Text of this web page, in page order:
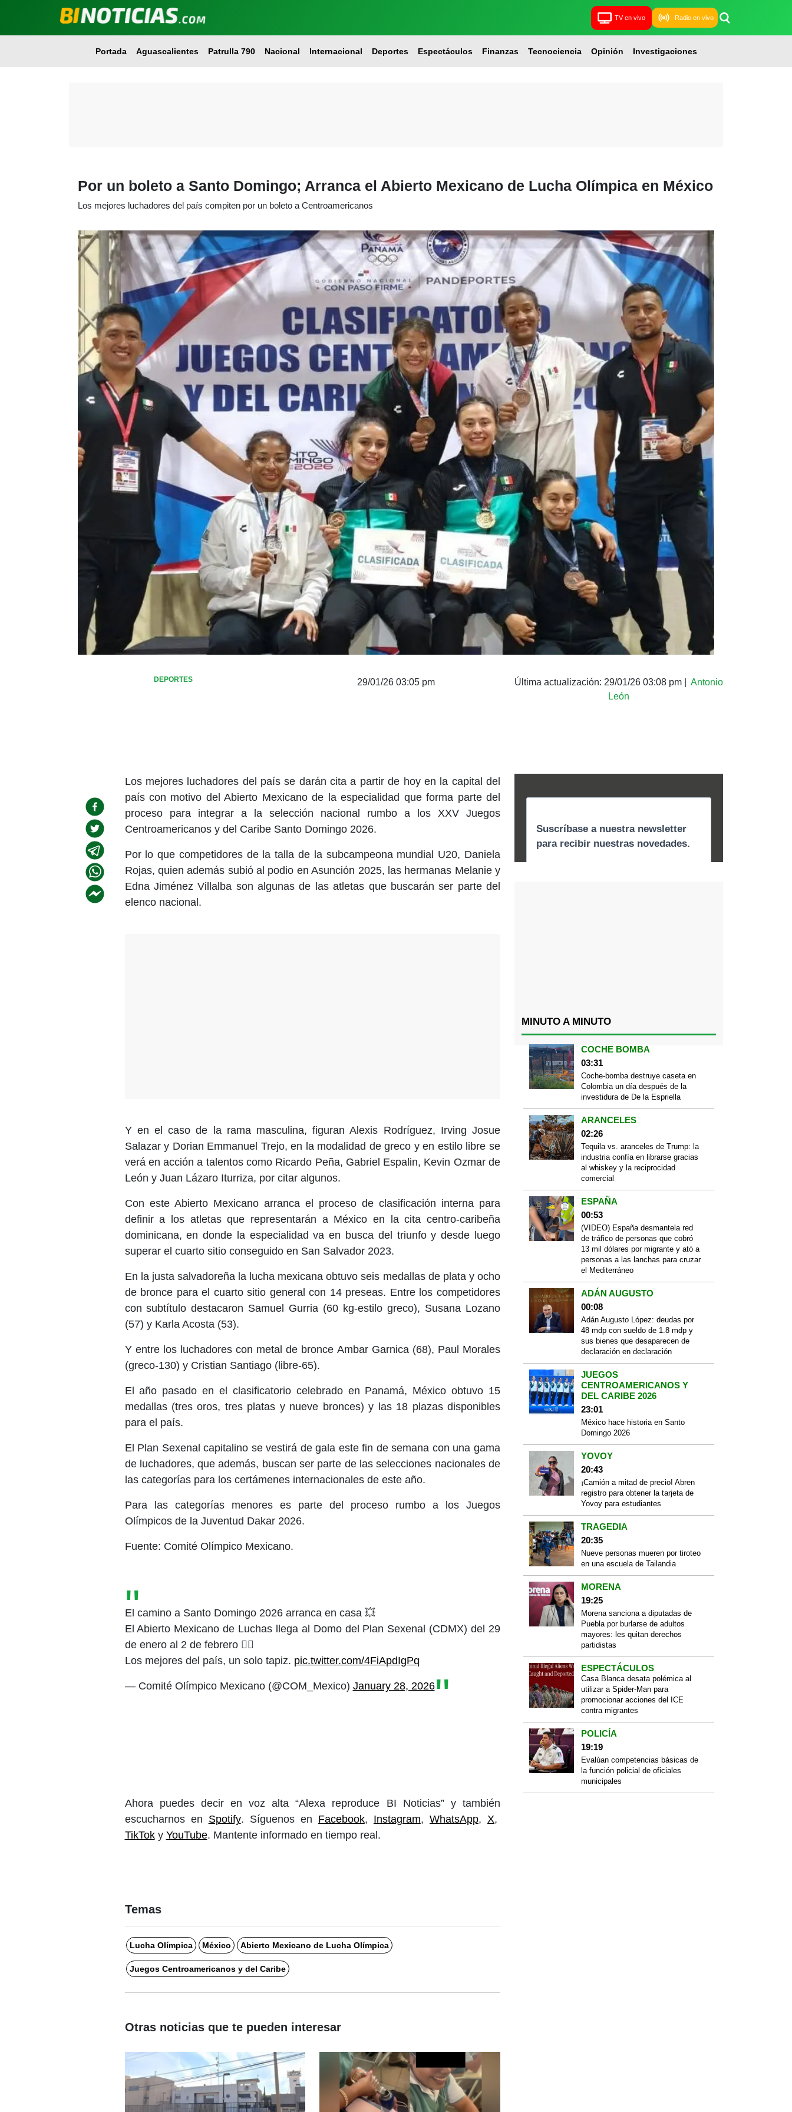
TV en vivo Radio en vivo
Portada Aguascalientes Patrulla 790 Nacional Internacional Deportes Espectáculos Finanzas Tecnociencia Opinión Investigaciones
Por un boleto a Santo Domingo; Arranca el Abierto Mexicano de Lucha Olímpica en México
Los mejores luchadores del país compiten por un boleto a Centroamericanos
DEPORTES 29/01/26 03:05 pm Última actualización: 29/01/26 03:08 pm
Antonio
León
Los mejores luchadores del país se darán cita a partir de hoy en la capital del
país con motivo del Abierto Mexicano de la especialidad que forma parte del
proceso para integrar a la selección nacional rumbo a los XXV Juegos
Centroamericanos y del Caribe Santo Domingo 2026.
Por lo que competidores de la talla de la subcampeona mundial U20, Daniela
Rojas, quien además subió al podio en Asunción 2025, las hermanas Melanie y
Edna Jiménez Villalba son algunas de las atletas que buscarán ser parte del
elenco nacional.
Y en el caso de la rama masculina, figuran Alexis Rodríguez, Irving Josue
Salazar y Dorian Emmanuel Trejo, en la modalidad de greco y en estilo libre se
verá en acción a talentos como Ricardo Peña, Gabriel Espalin, Kevin Ozmar de
León y Juan Lázaro Iturriza, por citar algunos.
Con este Abierto Mexicano arranca el proceso de clasificación interna para
definir a los atletas que representarán a México en la cita centro-caribeña
dominicana, en donde la especialidad va en busca del triunfo y desde luego
superar el cuarto sitio conseguido en San Salvador 2023.
En la justa salvadoreña la lucha mexicana obtuvo seis medallas de plata y ocho
de bronce para el cuarto sitio general con 14 preseas. Entre los competidores
con subtítulo destacaron Samuel Gurria (60 kg-estilo greco), Susana Lozano
(57) y Karla Acosta (53).
Y entre los luchadores con metal de bronce Ambar Garnica (68), Paul Morales
(greco-130) y Cristian Santiago (libre-65).
El año pasado en el clasificatorio celebrado en Panamá, México obtuvo 15
medallas (tres oros, tres platas y nueve bronces) y las 18 plazas disponibles
para el país.
El Plan Sexenal capitalino se vestirá de gala este fin de semana con una gama
de luchadores, que además, buscan ser parte de las selecciones nacionales de
las categorías para los certámenes internacionales de este año.
Para las categorías menores es parte del proceso rumbo a los Juegos
Olímpicos de la Juventud Dakar 2026.
Fuente: Comité Olímpico Mexicano.
El camino a Santo Domingo 2026 arranca en casa 💥
El Abierto Mexicano de Luchas llega al Domo del Plan Sexenal (CDMX) del 29
de enero al 2 de febrero 🤼‍♂️
Los mejores del país, un solo tapiz. pic.twitter.com/4FiApdIgPq
— Comité Olímpico Mexicano (@COM_Mexico) January 28, 2026
Ahora puedes decir en voz alta “Alexa reproduce BI Noticias” y también
escucharnos en Spotify. Síguenos en Facebook, Instagram, WhatsApp, X,
TikToky YouTube. Mantente informado en tiempo real.
Temas
Lucha Olímpica México Abierto Mexicano de Lucha Olímpica
Juegos Centroamericanos y del Caribe
MINUTO A MINUTO
COCHE BOMBA
03:31
Coche-bomba destruye caseta en
Colombia un día después de la
investidura de De la Espriella
ARANCELES
02:26
Tequila vs. aranceles de Trump: la
industria confía en librarse gracias
al whiskey y la reciprocidad
comercial
ESPAÑA
00:53
(VIDEO) España desmantela red
de tráfico de personas que cobró
13 mil dólares por migrante y ató a
personas a las lanchas para cruzar
el Mediterráneo
ADÁN AUGUSTO
00:08
Adán Augusto López: deudas por
48 mdp con sueldo de 1.8 mdp y
sus bienes que desaparecen de
declaración en declaración
JUEGOS
CENTROAMERICANOS Y
DEL CARIBE 2026
23:01
México hace historia en Santo
Domingo 2026
YOVOY
20:43
¡Camión a mitad de precio! Abren
registro para obtener la tarjeta de
Yovoy para estudiantes
TRAGEDIA
20:35
Nueve personas mueren por tiroteo
en una escuela de Tailandia
MORENA
19:25
Morena sanciona a diputadas de
Puebla por burlarse de adultos
mayores: les quitan derechos
partidistas
ESPECTÁCULOS
Casa Blanca desata polémica al
utilizar a Spider-Man para
promocionar acciones del ICE
contra migrantes
POLICÍA
19:19
Evalúan competencias básicas de
la función policial de oficiales
municipales
Otras noticias que te pueden interesar